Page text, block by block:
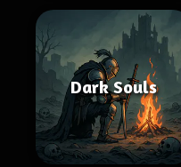
Dark Souls